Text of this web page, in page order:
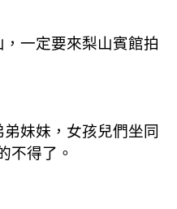
一定要來梨山賓館拍
妹妹，女孩兒們坐同
不得了。